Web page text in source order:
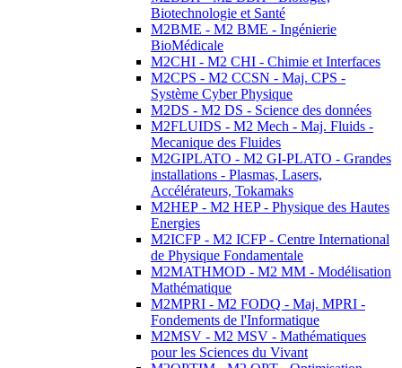
Biotechnologie et Santé
M2BME - M2 BME - Ingénierie
BioMédicale
M2CHI - M2 CHI - Chimie et Interfaces
M2CPS - M2 CCSN - Maj. CPS -
Système Cyber Physique
M2DS - M2 DS - Science des données
M2FLUIDS - M2 Mech - Maj. Fluids -
Mecanique des Fluides
M2GIPLATO - M2 GI-PLATO - Grandes
installations - Plasmas, Lasers,
Accélérateurs, Tokamaks
M2HEP - M2 HEP - Physique des Hautes
Energies
M2ICFP - M2 ICFP - Centre International
de Physique Fondamentale
M2MATHMOD - M2 MM - Modélisation
Mathématique
M2MPRI - M2 FODQ - Maj. MPRI -
Fondements de l'Informatique
M2MSV - M2 MSV - Mathématiques
pour les Sciences du Vivant